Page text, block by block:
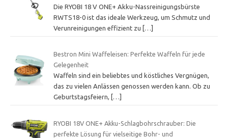
Die RYOBI 18 V ONE+ Akku-Nassreinigungsbürste
RWTS18-0 ist das ideale Werkzeug, um Schmutz und
Verunreinigungen effizient zu […]
Bestron Mini Waffeleisen: Perfekte Waffeln für jede
Gelegenheit
Waffeln sind ein beliebtes und köstliches Vergnügen,
das zu vielen Anlässen genossen werden kann. Ob zu
Geburtstagsfeiern,
[…]
RYOBI 18V ONE+ Akku-Schlagbohrschrauber: Die
perfekte Lösung für vielseitige Bohr- und